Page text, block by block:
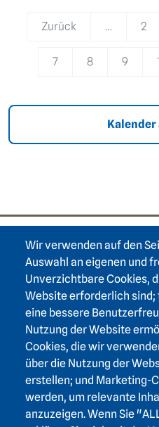
Wir verwenden auf den
Auswahl an eigenen und
Unverzichtbare Cookies,
Website erforderlich sind;
eine bessere
Nutzung der Website
Cookies, die wir
über die Nutzung der
erstellen; und Marketing-
werden, um relevante
anzuzeigen. Wenn Sie
Zurück … 2
7 8 9
Kalender
Footer area
Footer area
Heidelberger Akademie
Karlstraße 4
69117 Heidelberg
+49 6221 / 54 32 65